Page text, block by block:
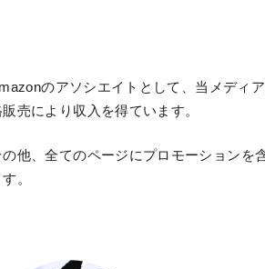
のアソシエイトとして、当メディア
販売により収入を得ています。
の他、全てのページにプロモーションを
。